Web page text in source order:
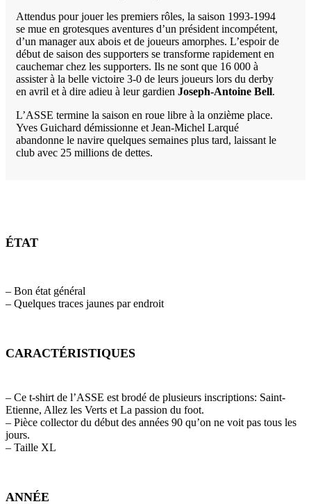
Attendus pour jouer les premiers rôles, la saison 1993-1994
se mue en grotesques aventures d’un président incompétent,
d’un manager aux abois et de joueurs amorphes. L’espoir de
début de saison des supporters se transforme rapidement en
cauchemar chez les supporters. Ils ne sont que 16 000 à
assister à la belle victoire 3-0 de leurs joueurs lors du derby
en avril et à dire adieu à leur gardien Joseph-Antoine Bell.
L’ASSE termine la saison en roue libre à la onzième place.
Yves Guichard démissionne et Jean-Michel Larqué
abandonne le navire quelques semaines plus tard, laissant le
club avec 25 millions de dettes.
ÉTAT
– Bon état général
– Quelques traces jaunes par endroit
CARACTÉRISTIQUES
– Ce t-shirt de l’ASSE est brodé de plusieurs inscriptions: Saint-
Etienne, Allez les Verts et La passion du foot.
– Pièce collector du début des années 90 qu’on ne voit pas tous les
jours.
– Taille XL
ANNÉE